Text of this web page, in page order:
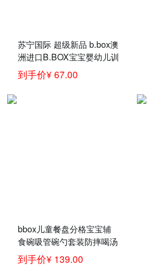
苏宁国际 超级新品 b.box澳
洲进口B.BOX宝宝婴幼儿训
练学吃饭婴儿辅食叉勺套装
儿童餐具 孕婴童餐具 绿紫
到手价¥ 67.00
bbox儿童餐盘分格宝宝辅
食碗吸管碗勺套装防摔喝汤
碗婴儿童训练学吃饭碗宝宝
碗勺子叉子儿童餐具套装
到手价¥ 139.00